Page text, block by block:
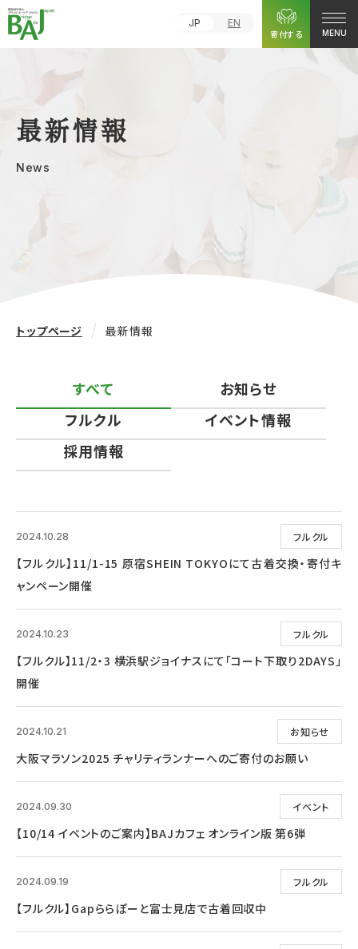
JP
EN
寄付する
MENU
最新情報
News
トップページ 最新情報
すべて
お知らせ
フルクル
イベント情報
採用情報
フルクル
2024.10.28
【フルクル】11/1-15 原宿SHEIN TOKYOにて古着交換・寄付キ
ャンペーン開催
フルクル
2024.10.23
【フルクル】11/2・3 横浜駅ジョイナスにて「コート下取り2DAYS」
開催
お知らせ
2024.10.21
大阪マラソン2025 チャリティランナーへのご寄付のお願い
イベント
2024.09.30
【10/14 イベントのご案内】BAJカフェ オンライン版 第6弾
フルクル
2024.09.19
【フルクル】Gapららぽーと富士見店で古着回収中